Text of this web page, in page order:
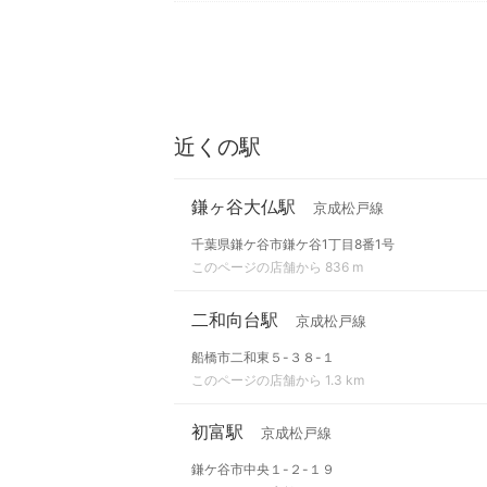
近くの駅
鎌ヶ谷大仏駅 京成松戸線
千葉県鎌ケ谷市鎌ケ谷1丁目8番1号
このページの店舗から 836 m
二和向台駅 京成松戸線
船橋市二和東５-３８-１
このページの店舗から 1.3 km
初富駅 京成松戸線
鎌ケ谷市中央１-２-１９